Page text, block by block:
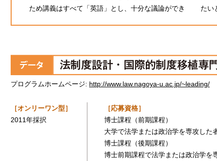
ため講義はすべて「英語」とし、十分な議論ができ
たい
プログラムホームページ: http://www.law.nagoya-u.ac.jp/~leading/
［オンリーワン型］
2011年採択
［応募資格］
博士課程（前期課程）
大学で法学または政治学を専攻した
博士課程（後期課程）
博士前期課程で法学または政治学を